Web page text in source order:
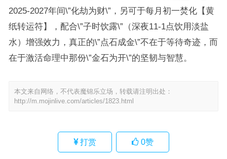
2025-2027年间\”化劫为财\”，另可于每月初一焚化【黄
纸转运符】，配合\”子时饮露\”（深夜11-1点饮用淡盐
水）增强效力，真正的\”点石成金\”不在于等待奇迹，而
在于激活命理中那份\”金石为开\”的坚韧与智慧。
本文来自网络，不代表魔锦乐立场，转载请注明出处：
http://m.mojinlive.com/articles/1823.html
打赏 0赞